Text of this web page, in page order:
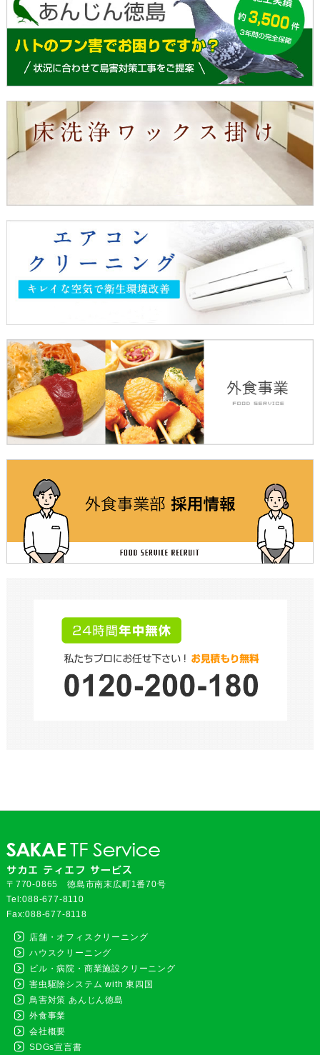
〒770-0865 徳島市南末広町1番70号
Tel:088-677-8110
Fax:088-677-8118
店舗・オフィスクリーニング
ハウスクリーニング
ビル・病院・商業施設クリーニング
害虫駆除システム with 東四国
鳥害対策 あんじん徳島
外食事業
会社概要
SDGs宣言書